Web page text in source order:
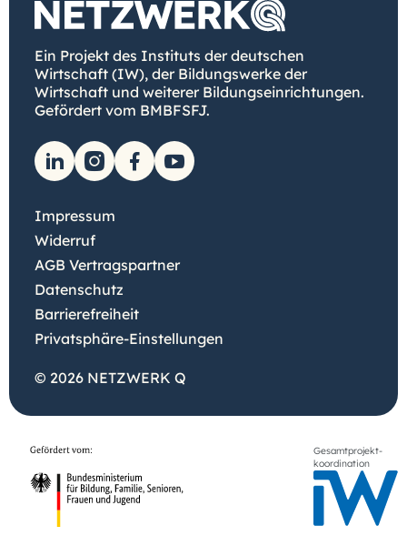
Ein Projekt des Instituts der deutschen
Wirtschaft (IW), der Bildungswerke der
Wirtschaft und weiterer Bildungseinrichtungen.
Gefördert vom BMBFSFJ.
Impressum
Widerruf
AGB Vertragspartner
Datenschutz
Barrierefreiheit
Privatsphäre-Einstellungen
© 2026 NETZWERK Q
Gesamtprojekt-
koordination